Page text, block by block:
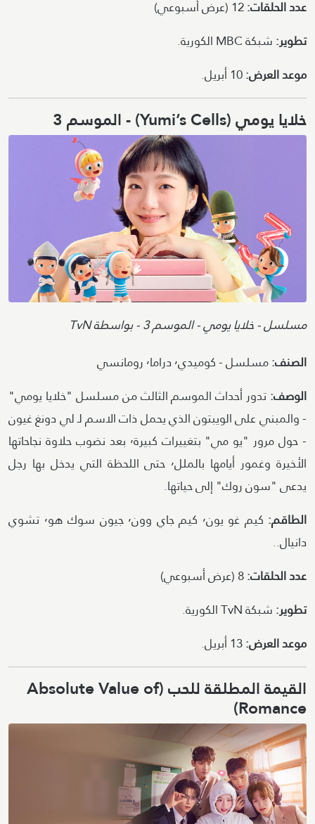
عدد الحلقات:12 (عرض أسبوعي)
تطوير:شبكة MBC الكورية.
موعد العرض:10 أبريل.
خلايا يومي (Yumi’s Cells) - الموسم 3
Attribution
مسلسل - خلايا يومي - الموسم 3 - بواسطة TvN
الصنف:مسلسل - كوميدي٬ دراما٬ رومانسي
الوصف:تدور أحداث الموسم الثالث من مسلسل "خلايا يومي"
- والمبني على الويبتون الذي يحمل ذات الاسم لـ لي دونغ غيون
- حول مرور "يو مي" بتغييرات كبيرة٬ بعد نضوب حلاوة نجاحاتها
الأخيرة وغمور أيامها بالملل٬ حتى اللحظة التي يدخل بها رجل
يدعى "سون روك" إلى حياتها.
الطاقم:
كيم غو يون٬ كيم جاي وون٬ جيون سوك هو٬ تشوي
دانيال..
عدد الحلقات:8 (عرض أسبوعي)
تطوير:شبكة TvN الكورية.
موعد العرض:13 أبريل.
القيمة المطلقة للحب (Absolute Value of
Romance)
Image